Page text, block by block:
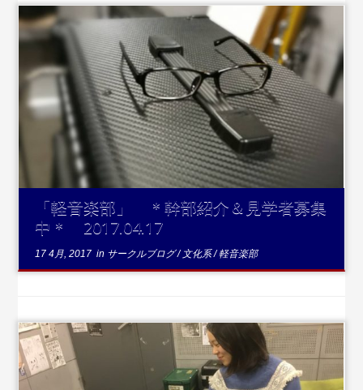
...続きを読む
「軽音楽部」 ＊幹部紹介＆見学者募集
中＊ 2017.04.17
17 4月, 2017 in サークルブログ/ 文化系/軽音楽部